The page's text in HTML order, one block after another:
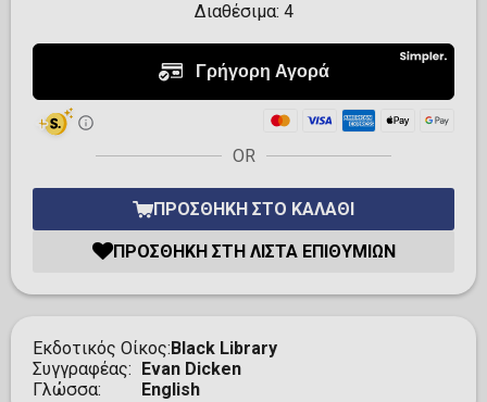
Διαθέσιμα: 4
OR
ΠΡΟΣΘΉΚΗ ΣΤΟ ΚΑΛΆΘΙ
ΠΡΟΣΘΉΚΗ ΣΤΗ ΛΊΣΤΑ ΕΠΙΘΥΜΙΏΝ
Εκδοτικός Οίκος Black Library
Συγγραφέας
Evan Dicken
Γλώσσα
English